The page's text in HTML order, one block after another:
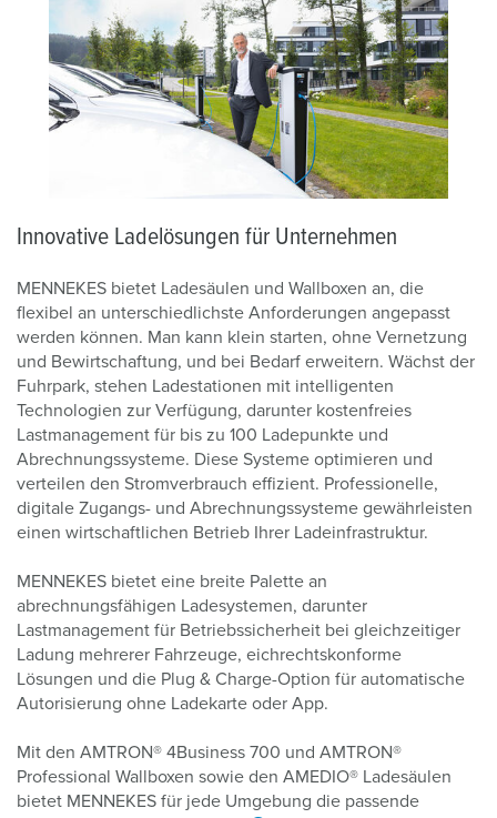
Innovative Ladelösungen für Unternehmen
MENNEKES bietet Ladesäulen und Wallboxen an, die
flexibel an unterschiedlichste Anforderungen angepasst
werden können. Man kann klein starten, ohne Vernetzung
und Bewirtschaftung, und bei Bedarf erweitern. Wächst der
Fuhrpark, stehen Ladestationen mit intelligenten
Technologien zur Verfügung, darunter kostenfreies
Lastmanagement für bis zu 100 Ladepunkte und
Abrechnungssysteme. Diese Systeme optimieren und
verteilen den Stromverbrauch effizient. Professionelle,
digitale Zugangs- und Abrechnungssysteme gewährleisten
einen wirtschaftlichen Betrieb Ihrer Ladeinfrastruktur.
MENNEKES bietet eine breite Palette an
abrechnungsfähigen Ladesystemen, darunter
Lastmanagement für Betriebssicherheit bei gleichzeitiger
Ladung mehrerer Fahrzeuge, eichrechtskonforme
Lösungen und die Plug & Charge-Option für automatische
Autorisierung ohne Ladekarte oder App.
Mit den AMTRON® 4Business 700 und AMTRON®
Professional Wallboxen sowie den AMEDIO® Ladesäulen
bietet MENNEKES für jede Umgebung die passende